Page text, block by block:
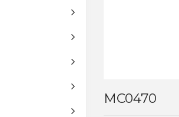
MC0470